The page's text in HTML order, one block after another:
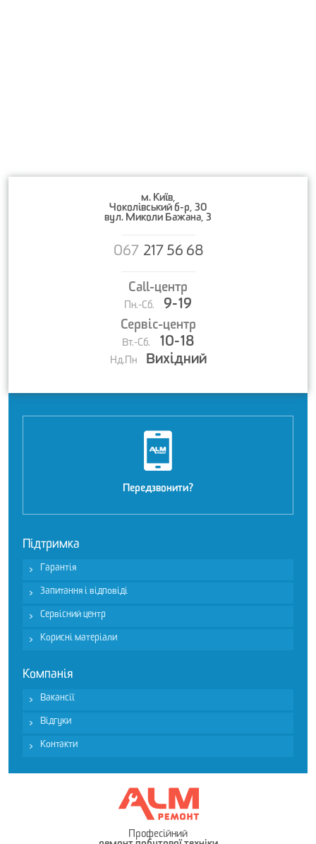
м. Київ,
Чоколівський б-р, 30
вул. Миколи Бажана, 3
067 217 56 68
Call-центр
Пн.-Сб. 9-19
Сервіс-центр
Вт.-Сб. 10-18
Нд.Пн Вихідний
Передзвонити?
Підтримка
Гарантія
Запитання і відповіді
Сервісний центр
Корисні матеріали
Компанія
Вакансії
Відгуки
Контакти
Професійний